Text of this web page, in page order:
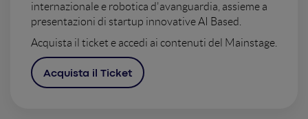
internazionale e robotica d'avanguardia, assieme a
presentazioni di startup innovative AI Based.
Acquista il ticket e accedi ai contenuti del Mainstage.
Acquista il Ticket